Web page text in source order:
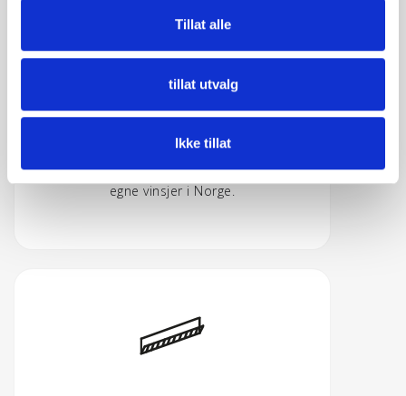
Tillat alle
tillat utvalg
Ikke tillat
Vinsjer
Norwegian Supply & Service AS produserer
egne vinsjer i Norge.